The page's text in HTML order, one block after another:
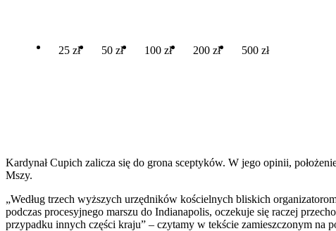
25 zł 50 zł 100 zł 200 zł 500 zł
Kardynał Cupich zalicza się do grona sceptyków. W jego opinii,
Mszy.
„Według trzech wyższych urzędników kościelnych bliskich
podczas procesyjnego marszu do Indianapolis, oczekuje się raczej
przypadku innych części kraju” – czytamy w tekście zamieszczonym na